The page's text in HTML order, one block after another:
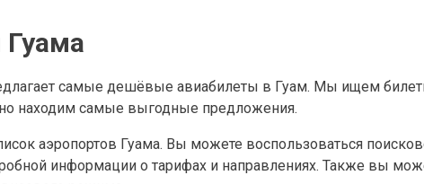
самые дешёвые авиабилеты в Гуам. Мы ищем
находим самые выгодные предложения.
аэропортов Гуама. Вы можете воспользоваться
информации о тарифах и направлениях. Также вы